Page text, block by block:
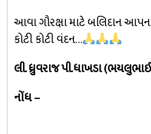
આવા ગૌરક્ષા માટે બલિદાન
કોટી કોટી વંદન…
લી. ધ્રુવરાજ પી.ધાખડા
નોંધ –